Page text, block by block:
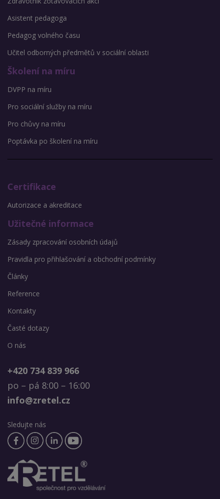
Asistent pedagoga
Pedagog volného času
Učitel odborných předmětů v sociální oblasti
Školení na míru
DVPP na míru
Pro sociální služby na míru
Pro chůvy na míru
Poptávka po školení na míru
Certifikace
Autorizace a akreditace
Užitečné informace
Zásady zpracování osobních údajů
Pravidla pro přihlašování a obchodní podmínky
Články
Reference
Kontakty
Časté dotazy
O nás
+420 734 839 966
po – pá 8:00 – 16:00
info@zretel.cz
Sledujte nás